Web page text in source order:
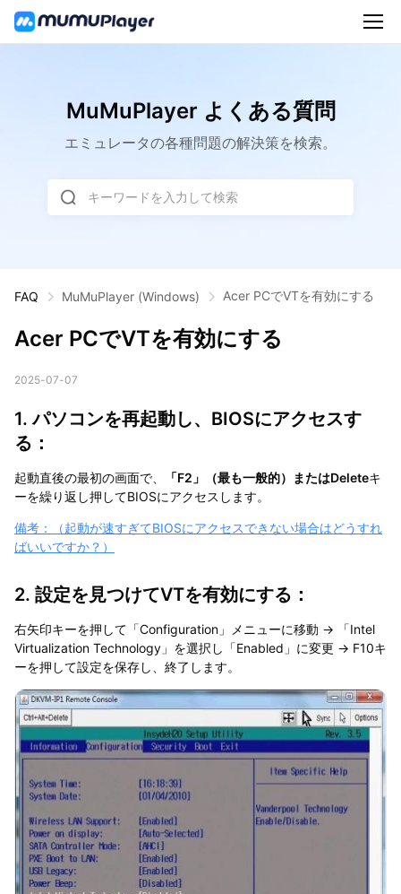
MuMuPlayer よくある質問
エミュレータの各種問題の解決策を検索。
キーワードを入力して検索
FAQ MuMuPlayer (Windows) Acer PCでVTを有効にする
Acer PCでVTを有効にする
2025-07-07
1. パソコンを再起動し、BIOSにアクセスす
る：
起動直後の最初の画面で、 「F2」（最も一般的）またはDeleteキ
ーを繰り返し押してBIOSにアクセスします。
備考：（起動が速すぎてBIOSにアクセスできない場合はどうすれ
ばいいですか？）
2. 設定を見つけてVTを有効にする：
右矢印キーを押して「Configuration」メニューに移動 → 「Intel
Virtualization Technology」を選択し「Enabled」に変更 → F10キ
ーを押して設定を保存し、終了します。